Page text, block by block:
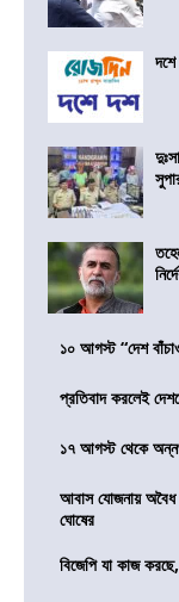
১০ আগস্ট “দেশ
প্রতিবাদ করলেই
১৭ আগস্ট থেকে
আবাস যোজনায় অবৈধ
ঘোষের
বিজেপি যা কাজ